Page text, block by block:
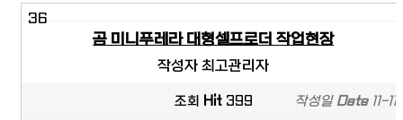
36
곰 미니푸레라 대형셀프로더 작업현장
작성자최고관리자
조회 Hit399 작성일Date11-11